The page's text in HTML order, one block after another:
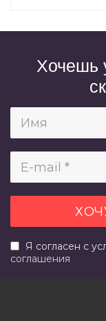
Хочешь
Я согласен с
соглашения